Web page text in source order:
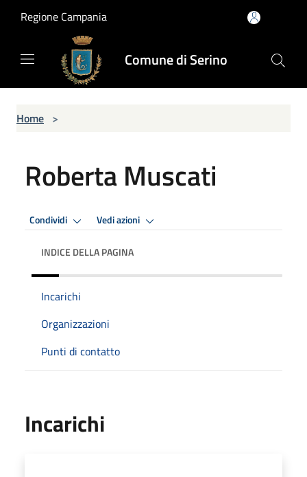
Regione Campania
Comune di Serino
Home >
Roberta Muscati
Condividi Vedi azioni
INDICE DELLA PAGINA
Incarichi
Organizzazioni
Punti di contatto
Incarichi